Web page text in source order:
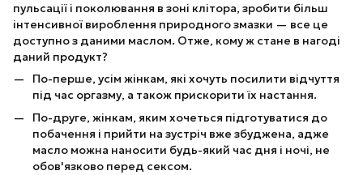
пульсації і поколювання в зоні клітора, зробити більш
інтенсивної вироблення природного змазки — все це
доступно з даними маслом. Отже, кому ж стане в нагоді
даний продукт?
По-перше, усім жінкам, які хочуть посилити відчуття
під час оргазму, а також прискорити їх настання.
По-друге, жінкам, яким хочеться підготуватися до
побачення і прийти на зустріч вже збуджена, адже
масло можна наносити будь-який час дня і ночі, не
обов'язково перед сексом.